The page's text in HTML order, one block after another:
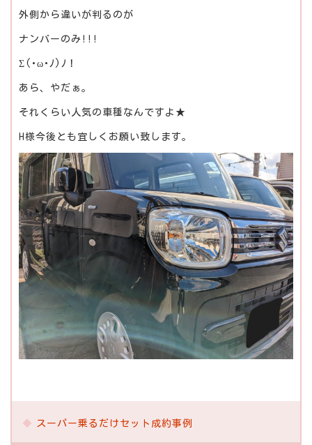
外側から違いが判るのが
ナンバーのみ!!!
Σ(･ω･ﾉ)ﾉ！
あら、やだぁ。
それくらい人気の車種なんですよ★
H様今後とも宜しくお願い致します。
スーパー乗るだけセット成約事例